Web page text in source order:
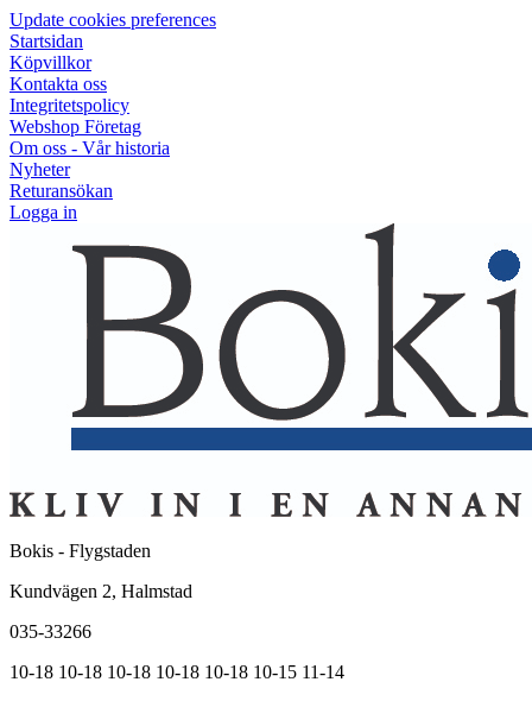
Update cookies preferences
Startsidan
Köpvillkor
Kontakta oss
Integritetspolicy
Webshop Företag
Om oss - Vår historia
Nyheter
Returansökan
Logga in
Bokis - Flygstaden
Kundvägen 2, Halmstad
035-33266
10-18 10-18 10-18 10-18 10-18 10-15 11-14